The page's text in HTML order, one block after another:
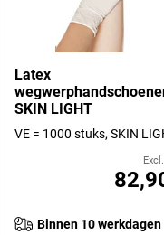
Latex
SKIN LIGHT
VE = 1000 stuks, SKIN
Binnen 10 werkdagen